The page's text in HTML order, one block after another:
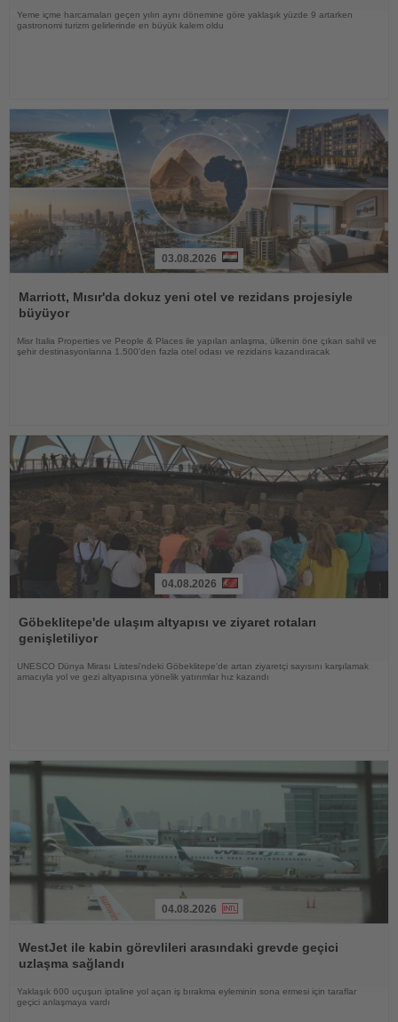
Yeme içme harcamaları geçen yılın aynı dönemine göre yaklaşık yüzde 9 artarken
gastronomi turizm gelirlerinde en büyük kalem oldu
Oku
03.08.2026
Marriott, Mısır'da dokuz yeni otel ve rezidans projesiyle
büyüyor
Misr Italia Properties ve People & Places ile yapılan anlaşma, ülkenin öne çıkan sahil ve
şehir destinasyonlarına 1.500'den fazla otel odası ve rezidans kazandıracak
Oku
04.08.2026
Göbeklitepe'de ulaşım altyapısı ve ziyaret rotaları
genişletiliyor
UNESCO Dünya Mirası Listesi'ndeki Göbeklitepe'de artan ziyaretçi sayısını karşılamak
amacıyla yol ve gezi altyapısına yönelik yatırımlar hız kazandı
Oku
04.08.2026
WestJet ile kabin görevlileri arasındaki grevde geçici
uzlaşma sağlandı
Yaklaşık 600 uçuşun iptaline yol açan iş bırakma eyleminin sona ermesi için taraflar
geçici anlaşmaya vardı